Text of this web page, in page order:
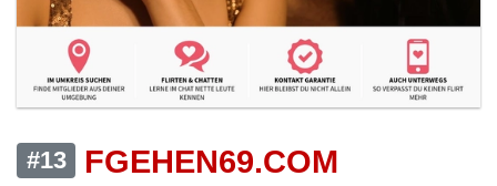
#13 FGEHEN69.COM